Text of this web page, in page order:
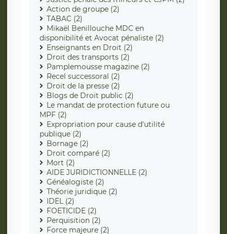
Action de groupe (2)
TABAC (2)
Mikaël Benillouche MDC en
disponibilité et Avocat pénaliste (2)
Enseignants en Droit (2)
Droit des transports (2)
Pamplemousse magazine (2)
Recel successoral (2)
Droit de la presse (2)
Blogs de Droit public (2)
Le mandat de protection future ou
MPF (2)
Expropriation pour cause d'utilité
publique (2)
Bornage (2)
Droit comparé (2)
Mort (2)
AIDE JURIDICTIONNELLE (2)
Généalogiste (2)
Théorie juridique (2)
IDEL (2)
FOETICIDE (2)
Perquisition (2)
Force majeure (2)